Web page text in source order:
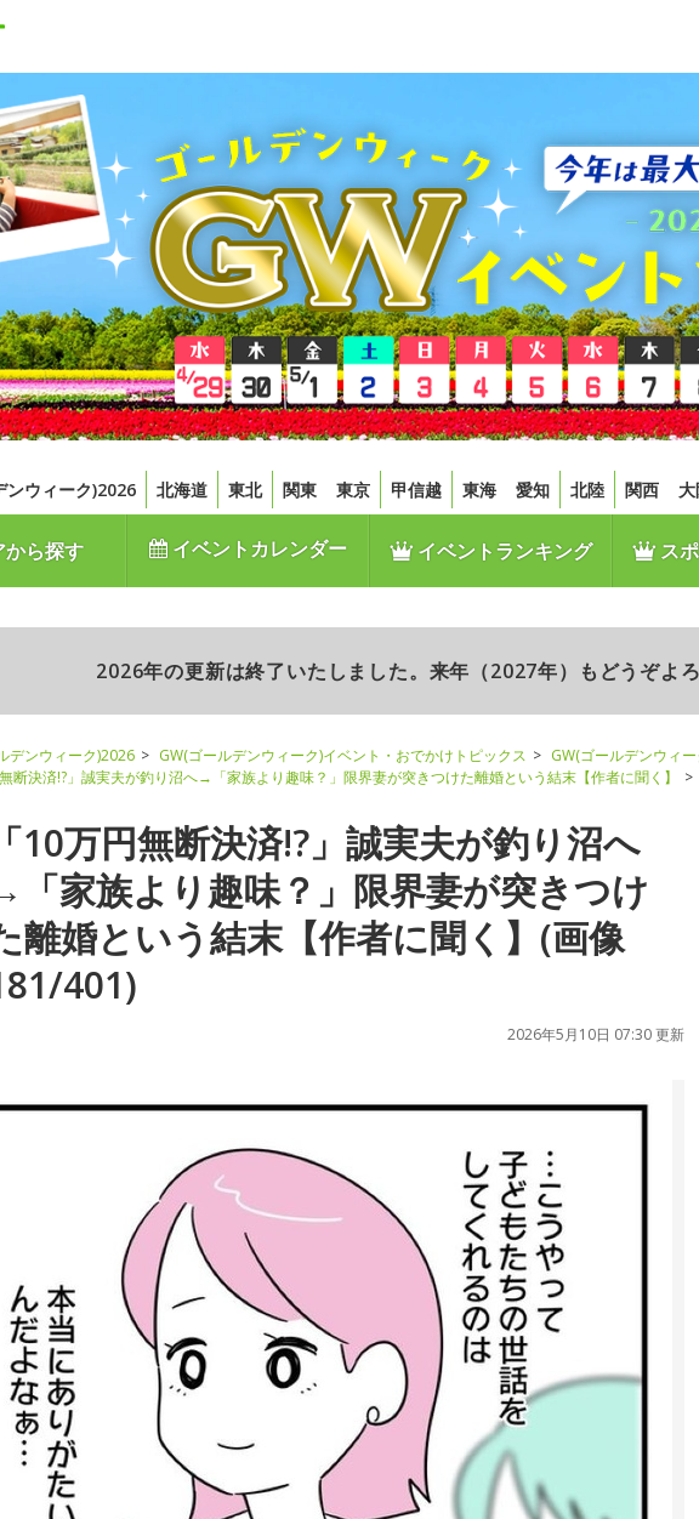
ンウィーク)2026 北海道 東北 関東 東京 甲信越 東海 愛知 北陸 関西
から探す イベントカレンダー イベントランキング ス
2026年の更新は終了いたしました。来年（2027年）もどうぞよろ
デンウィーク)2026 GW(ゴールデンウィーク)イベント・おでかけトピックス
GW(ゴールデンウィ
無断決済!?」誠実夫が釣り沼へ→「家族より趣味？」限界妻が突きつけた離婚という結末【作者に聞く】
「10万円無断決済!?」誠実夫が釣り沼へ
「家族より趣味？」限界妻が突きつけ
離婚という結末【作者に聞く】(画像
401)
2026年5月10日 07:30 更新